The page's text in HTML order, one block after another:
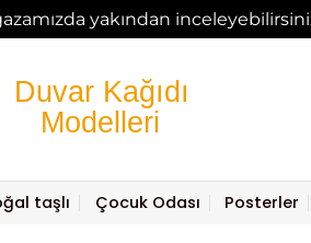
yakından
taşlı Çocuk Odası Posterler